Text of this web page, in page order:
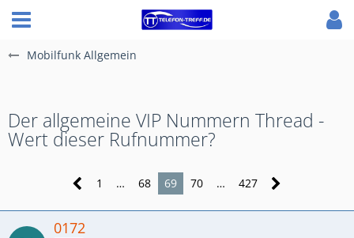
Mobilfunk Allgemein
Der allgemeine VIP Nummern Thread -
Wert dieser Rufnummer?
1 … 68 69 70 … 427
0172